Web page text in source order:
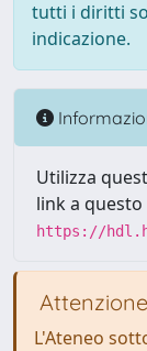
tutti i diritti
indicazione.
Utilizza
link a
https://
Attenzione
L'Ateneo